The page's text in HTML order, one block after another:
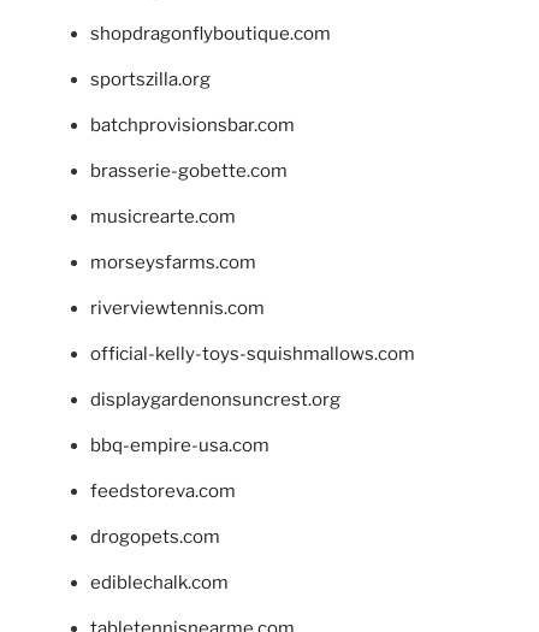
shopdragonflyboutique.com
sportszilla.org
batchprovisionsbar.com
brasserie-gobette.com
musicrearte.com
morseysfarms.com
riverviewtennis.com
official-kelly-toys-squishmallows.com
displaygardenonsuncrest.org
bbq-empire-usa.com
feedstoreva.com
drogopets.com
ediblechalk.com